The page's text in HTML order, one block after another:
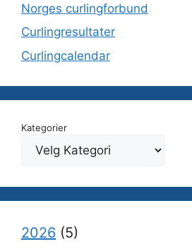
Norges curlingforbund
Curlingresultater
Curlingcalendar
Kategorier
2026 (5)